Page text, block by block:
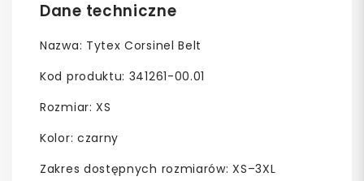
Dane techniczne
Nazwa: Tytex Corsinel Belt
Kod produktu: 341261-00.01
Rozmiar: XS
Kolor: czarny
Zakres dostępnych rozmiarów: XS–3XL